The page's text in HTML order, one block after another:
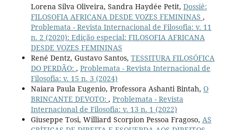
Lorena Silva Oliveira, Sandra Haydée Petit, Dossiê:
FILOSOFIA AFRICANA DESDE VOZES FEMININAS ,
Problemata - Revista Internacional de Filosofia: v. 11
n. 2 (2020): Edição especial: FILOSOFIA AFRICANA
DESDE VOZES FEMININAS
René Dentz, Gustavo Santos, TESSITURA FILOSÓFICA
DO PERDÃO: , Problemata - Revista Internacional de
Filosofia: v. 15 n. 3 (2024)
Naiara Paula Eugenio, Professora Ashanti Bintah, O
BRINCANTE DEVOTO: , Problemata - Revista
Internacional de Filosofia: v. 13 n. 1 (2022)
Giuseppe Tosi, Williard Scorpion Pessoa Fragoso, AS